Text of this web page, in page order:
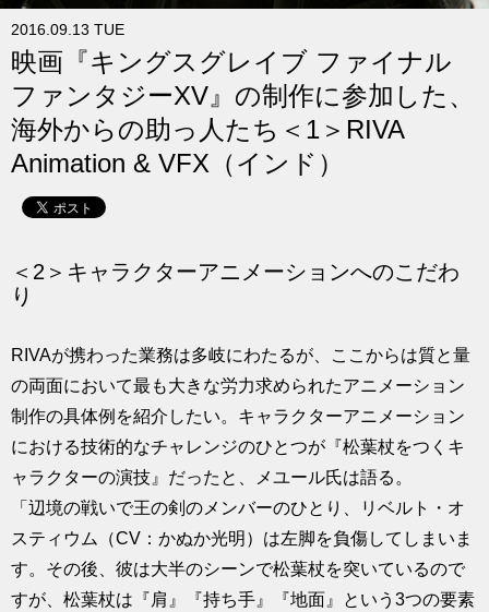
講座
SHOP
クリエイターズID
求人
2016.09.13 TUE
映画『キングスグレイブ ファイナル
ファンタジーXV』の制作に参加した、
海外からの助っ人たち＜1＞RIVA
Animation & VFX（インド）
＜2＞キャラクターアニメーションへのこだわ
り
RIVAが携わった業務は多岐にわたるが、ここからは質と量
の両面において最も大きな労力求められたアニメーション
制作の具体例を紹介したい。キャラクターアニメーション
における技術的なチャレンジのひとつが『松葉杖をつくキ
ャラクターの演技』だったと、メユール氏は語る。
「辺境の戦いで王の剣のメンバーのひとり、リベルト・オ
スティウム（CV：かぬか光明）は左脚を負傷してしまいま
す。その後、彼は大半のシーンで松葉杖を突いているので
すが、松葉杖は『肩』『持ち手』『地面』という3つの要素